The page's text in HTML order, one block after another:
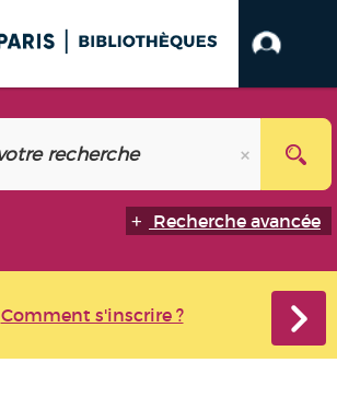
Recherche avancée
Comment s'inscrire ?